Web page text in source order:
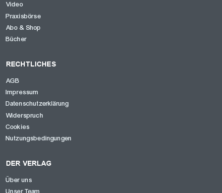
Video
Praxisbörse
Abo & Shop
Bücher
RECHTLICHES
AGB
Impressum
Datenschutzerklärung
Widerspruch
Cookies
Nutzungsbedingungen
DER VERLAG
Über uns